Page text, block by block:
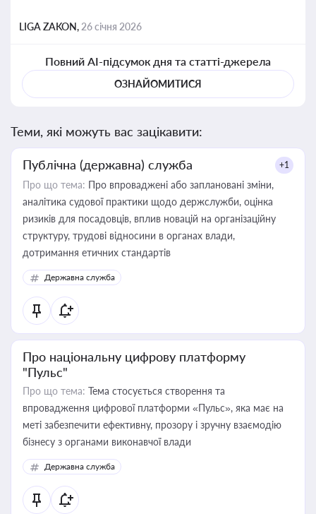
LIGA ZAKON, 26 січня 2026
Повний AI-підсумок дня та статті-джерела
ОЗНАЙОМИТИСЯ
Теми, які можуть вас зацікавити:
Публічна (державна) служба +1
Про що тема: Про впроваджені або заплановані зміни,
аналітика судової практики щодо держслужби, оцінка
ризиків для посадовців, вплив новацій на організаційну
структуру, трудові відносини в органах влади,
дотримання етичних стандартів
Державна служба
Про національну цифрову платформу
"Пульс"
Про що тема: Тема стосується створення та
впровадження цифрової платформи «Пульс», яка має на
меті забезпечити ефективну, прозору і зручну взаємодію
бізнесу з органами виконавчої влади
Державна служба